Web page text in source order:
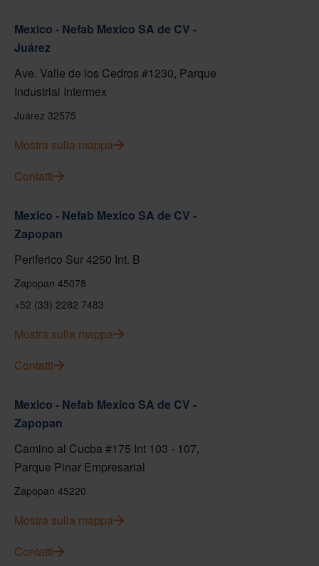
Mexico - Nefab Mexico SA de CV -
Juárez
Ave. Valle de los Cedros #1230, Parque
Industrial Intermex
Juárez 32575
Mostra sulla mappa
Contatti
Mexico - Nefab Mexico SA de CV -
Zapopan
Periferico Sur 4250 Int. B
Zapopan 45078
+52 (33) 2282 7483
Mostra sulla mappa
Contatti
Mexico - Nefab Mexico SA de CV -
Zapopan
Camino al Cucba #175 Int 103 - 107,
Parque Pinar Empresarial
Zapopan 45220
Mostra sulla mappa
Contatti